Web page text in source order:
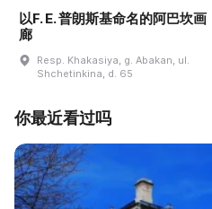
以F. E. 普朗斯基命名的阿巴坎画
廊
Resp. Khakasiya, g. Abakan, ul.
Shchetinkina, d. 65
你最近看过吗